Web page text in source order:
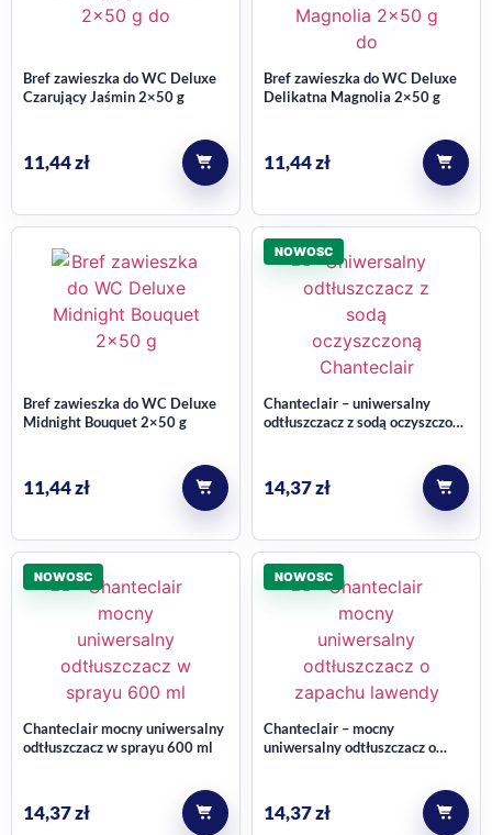
Bref zawieszka do WC Deluxe
Czarujący Jaśmin 2×50 g
11,44zł
Bref zawieszka do WC Deluxe
Delikatna Magnolia 2×50 g
11,44zł
Bref zawieszka do WC Deluxe
Midnight Bouquet 2×50 g
11,44zł
NOWOSC
Chanteclair – uniwersalny
odtłuszczacz z sodą oczyszczoną
14,37zł
NOWOSC
Chanteclair mocny uniwersalny
odtłuszczacz w sprayu 600 ml
14,37zł
NOWOSC
Chanteclair – mocny
uniwersalny odtłuszczacz o
14,37zł